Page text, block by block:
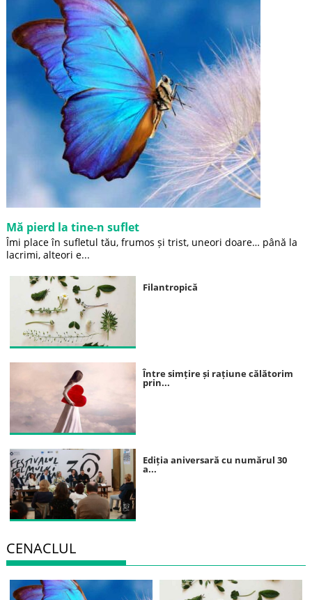
Mă pierd la tine-n suflet
Îmi place în sufletul tău, frumos și trist, uneori doare… până la
lacrimi, alteori e...
Filantropică
Între simțire și rațiune călătorim
prin...
Ediția aniversară cu numărul 30
a...
CENACLUL